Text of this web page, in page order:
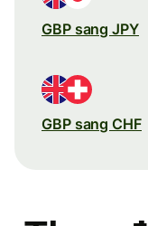
GBP sang JPY
GBP sang CHF